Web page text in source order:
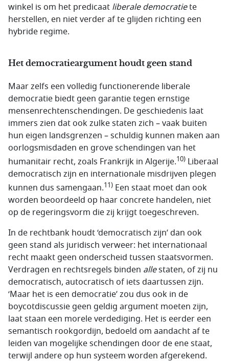
winkel is om het predicaat liberale democratiete
herstellen, en niet verder af te glijden richting een
hybride regime.
Het democratieargument houdt geen stand
Maar zelfs een volledig functionerende liberale
democratie biedt geen garantie tegen ernstige
mensenrechtenschendingen. De geschiedenis laat
immers zien dat ook zulke staten zich – vaak buiten
hun eigen landsgrenzen – schuldig kunnen maken aan
oorlogsmisdaden en grove schendingen van het
humanitair recht, zoals Frankrijk in Algerije.10) Liberaal
democratisch zijn en internationale misdrijven plegen
kunnen dus samengaan.11) Een staat moet dan ook
worden beoordeeld op haar concrete handelen, niet
op de regeringsvorm die zij krijgt toegeschreven.
In de rechtbank houdt ‘democratisch zijn’ dan ook
geen stand als juridisch verweer: het internationaal
recht maakt geen onderscheid tussen staatsvormen.
Verdragen en rechtsregels binden allestaten, of zij nu
democratisch, autocratisch of iets daartussen zijn.
‘Maar het is een democratie’ zou dus ook in de
boycotdiscussie geen geldig argument moeten zijn,
laat staan een morele verdediging. Het is eerder een
semantisch rookgordijn, bedoeld om aandacht af te
leiden van mogelijke schendingen door de ene staat,
terwijl andere op hun systeem worden afgerekend.